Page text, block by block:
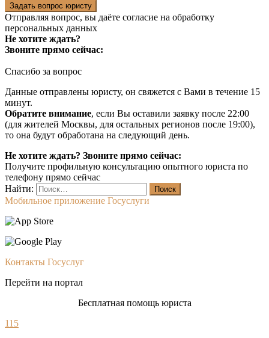
Задать вопрос юристу
Отправляя вопрос, вы даёте согласие на обработку
персональных данных
Не хотите ждать?
Звоните прямо сейчас:
Спасибо за вопрос
Данные отправлены юристу, он свяжется с Вами в течение 15
минут.
Обратите внимание, если Вы оставили заявку после 22:00
(для жителей Москвы, для остальных регионов после 19:00),
то она будут обработана на следующий день.
Не хотите ждать? Звоните прямо сейчас:
Получите профильную консультацию опытного юриста по
телефону прямо сейчас
Найти:
Мобильное приложение Госуслуги
Контакты Госуслуг
Перейти на портал
Бесплатная помощь юриста
115